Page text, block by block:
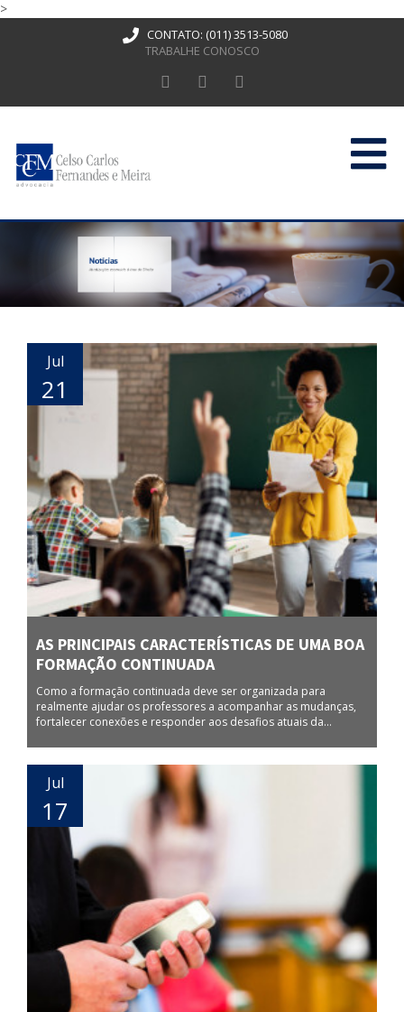
>
CONTATO: (011) 3513-5080
TRABALHE CONOSCO
HOME
QUEM SOMOS
ATUAÇÃO
CONTATO
Jul
21
AS PRINCIPAIS CARACTERÍSTICAS DE UMA BOA
FORMAÇÃO CONTINUADA
Como a formação continuada deve ser organizada para
realmente ajudar os professores a acompanhar as mudanças,
fortalecer conexões e responder aos desafios atuais da...
Jul
17